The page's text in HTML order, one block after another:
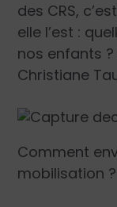
des CRS,
elle l’est :
nos enfants
Christiane
Comment
mobilisation ?